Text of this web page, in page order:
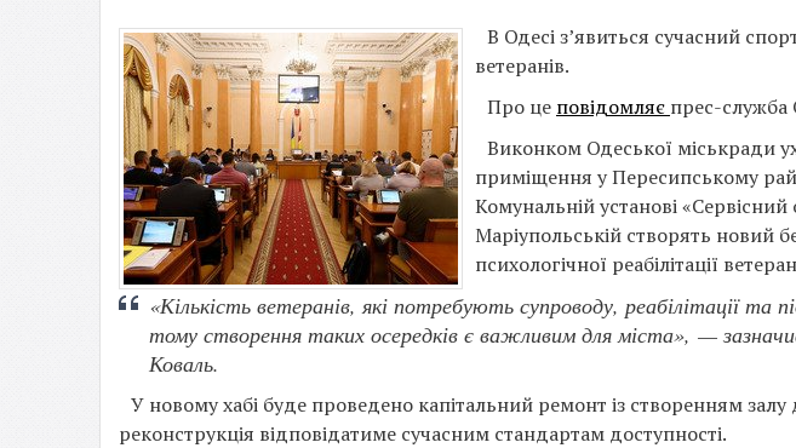
В Одесі з’явиться сучасний
ветеранів.
Про це повідомляє прес-служба
Виконком Одеської міськради
приміщення у Пересипському
Комунальній установі
Маріупольській створять новий
психологічної реабілітації
«Кількість ветеранів, які потребують супроводу, реабілітації та
тому створення таких осередків є важливим для міста», —
Коваль.
У новому хабі буде проведено капітальний ремонт із створенням
реконструкція відповідатиме сучасним стандартам доступності.